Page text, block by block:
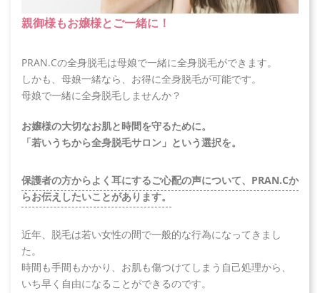
親御様もお嬢様とご一緒に！
PRAN.Cの全身脱毛は母娘で一緒に全身脱毛ができます。
しかも、母娘一緒なら、お得に全身脱毛が可能です。
母娘で一緒に全身脱毛しませんか？
お嬢様の大切なお肌と時間を守るために。
「若いうちから全身脱毛サロン」という選択を。
保護者の方からよく耳にするご心配の声について、PRAN.Cか
らお伝えしたいことがあります。
近年、脱毛は若い女性の間で一般的な行為になってきまし
た。
時間も手間もかかり、お肌も傷つけてしまう自己処理から、
いち早く自由になることができるのです。